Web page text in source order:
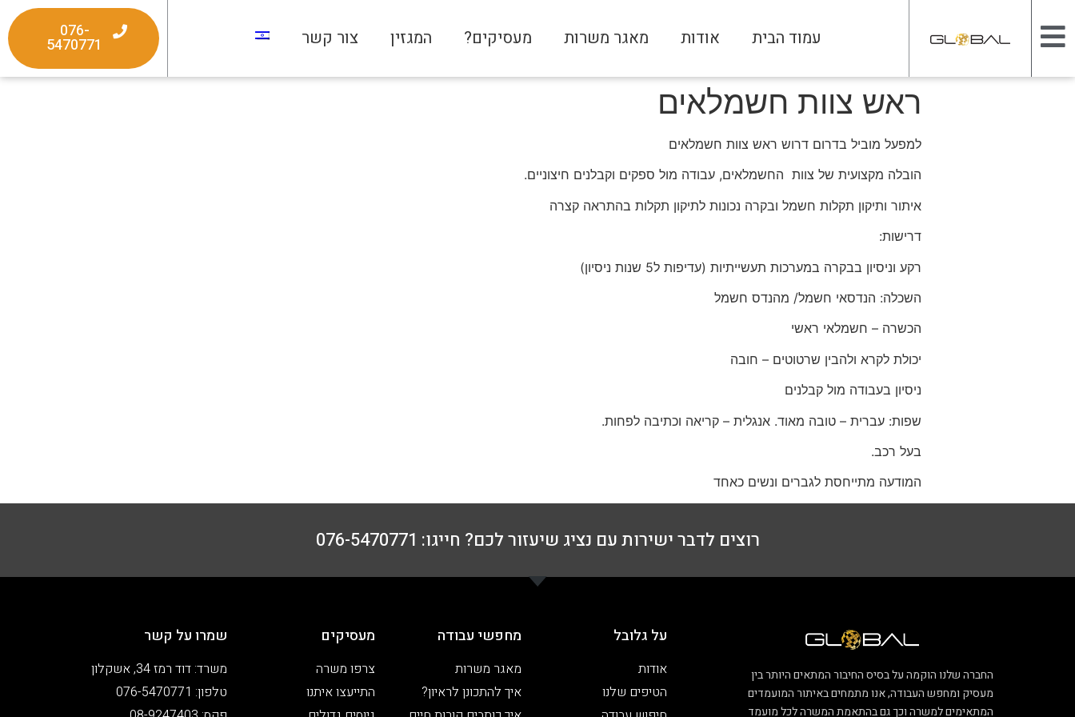
עמוד הבית אודות מאגר משרות מעסיקים? המגזין צור קשר 076-
5470771
ראש צוות חשמלאים
למפעל מוביל בדרום דרוש ראש צוות חשמלאים
הובלה מקצועית של צוות החשמלאים, עבודה מול ספקים וקבלנים חיצוניים.
איתור ותיקון תקלות חשמל ובקרה נכונות לתיקון תקלות בהתראה קצרה
דרישות:
רקע וניסיון בבקרה במערכות תעשייתיות (עדיפות ל5 שנות ניסיון)
השכלה: הנדסאי חשמל/ מהנדס חשמל
הכשרה – חשמלאי ראשי
יכולת לקרא ולהבין שרטוטים – חובה
ניסיון בעבודה מול קבלנים
שפות: עברית – טובה מאוד. אנגלית – קריאה וכתיבה לפחות.
בעל רכב.
המודעה מתייחסת לגברים ונשים כאחד
רוצים לדבר ישירות עם נציג שיעזור לכם? חייגו: 076-5470771
החברה שלנו הוקמה על בסיס החיבור המתאים היותר בין
מעסיק ומחפש העבודה, אנו מתמחים באיתור המועמדים
המתאימים למשרה וכך גם בהתאמת המשרה לכל מועמד
על גלובל
אודות
הטיפים שלנו
מחפשי עבודה
מאגר משרות
איך להתכונן לראיון?
מעסיקים
צרפו משרה
התייעצו איתנו
שמרו על קשר
משרד: דוד רמז 34, אשקלון
טלפון: 076-5470771